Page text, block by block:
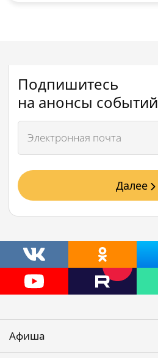
Подпишитесь
на анонсы событий
Далее
Афиша